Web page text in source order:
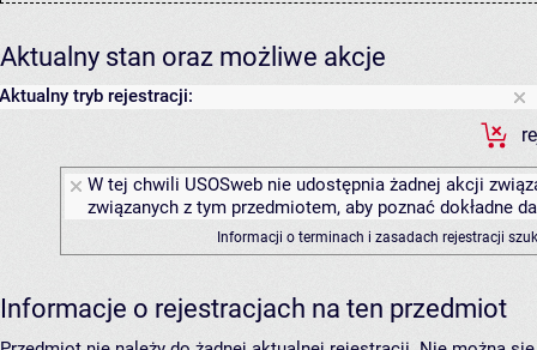
Aktualny stan oraz możliwe akcje
Aktualny tryb rejestracji:
W tej chwili USOSweb nie udostępnia żadnej akcji
związanych z tym przedmiotem, aby poznać dokładne
Informacji o terminach i zasadach rejestracji
Informacje o rejestracjach na ten przedmiot